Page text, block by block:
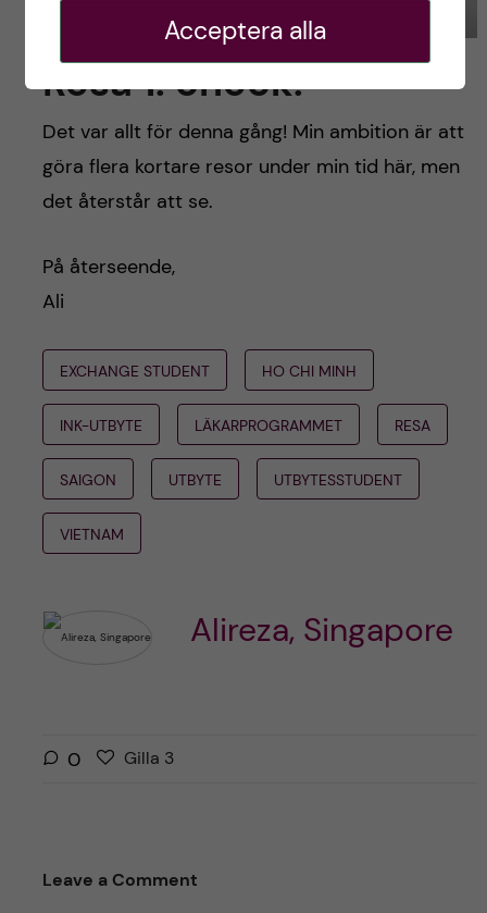
Resa 1: check!
Det var allt för denna gång! Min ambition är att
göra flera kortare resor under min tid här, men
det återstår att se.
På återseende,
Ali
EXCHANGE STUDENT HO CHI MINH
INK-UTBYTE LÄKARPROGRAMMET RESA
SAIGON UTBYTE UTBYTESSTUDENT
VIETNAM
Alireza, Singapore
0
G
a
Gilla 3g
r
Leave a Comment
Acceptera alla